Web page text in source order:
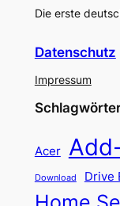
Die erste
Datenschutz
Impressum
Acer
Download Drive